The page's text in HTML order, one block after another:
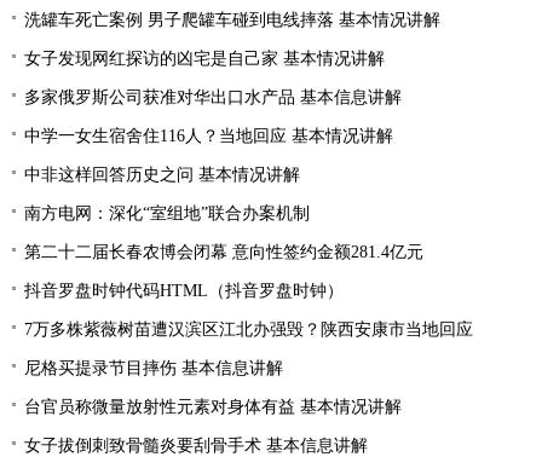
洗罐车死亡案例 男子爬罐车碰到电线摔落 基本情况讲解
女子发现网红探访的凶宅是自己家 基本情况讲解
多家俄罗斯公司获准对华出口水产品 基本信息讲解
中学一女生宿舍住116人？当地回应 基本情况讲解
中非这样回答历史之问 基本情况讲解
南方电网：深化“室组地”联合办案机制
第二十二届长春农博会闭幕 意向性签约金额281.4亿元
抖音罗盘时钟代码HTML（抖音罗盘时钟）
7万多株紫薇树苗遭汉滨区江北办强毁？陕西安康市当地回应
尼格买提录节目摔伤 基本信息讲解
台官员称微量放射性元素对身体有益 基本情况讲解
女子拔倒刺致骨髓炎要刮骨手术 基本信息讲解